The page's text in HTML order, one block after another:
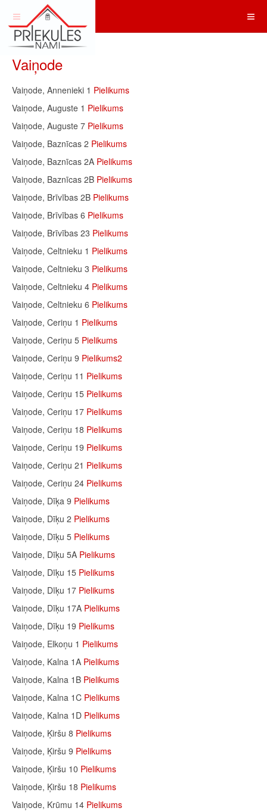
Vaiņode
Vaiņode, Annenieki 1 Pielikums
Vaiņode, Auguste 1 Pielikums
Vaiņode, Auguste 7 Pielikums
Vaiņode, Baznīcas 2 Pielikums
Vaiņode, Baznīcas 2A Pielikums
Vaiņode, Baznīcas 2B Pielikums
Vaiņode, Brīvības 2B Pielikums
Vaiņode, Brīvības 6 Pielikums
Vaiņode, Brīvības 23 Pielikums
Vaiņode, Celtnieku 1 Pielikums
Vaiņode, Celtnieku 3 Pielikums
Vaiņode, Celtnieku 4 Pielikums
Vaiņode, Celtnieku 6 Pielikums
Vaiņode, Ceriņu 1 Pielikums
Vaiņode, Ceriņu 5 Pielikums
Vaiņode, Ceriņu 9 Pielikums2
Vaiņode, Ceriņu 11 Pielikums
Vaiņode, Ceriņu 15 Pielikums
Vaiņode, Ceriņu 17 Pielikums
Vaiņode, Ceriņu 18 Pielikums
Vaiņode, Ceriņu 19 Pielikums
Vaiņode, Ceriņu 21 Pielikums
Vaiņode, Ceriņu 24 Pielikums
Vaiņode, Dīķa 9 Pielikums
Vaiņode, Dīķu 2 Pielikums
Vaiņode, Dīķu 5 Pielikums
Vaiņode, Dīķu 5A Pielikums
Vaiņode, Dīķu 15 Pielikums
Vaiņode, Dīķu 17 Pielikums
Vaiņode, Dīķu 17A Pielikums
Vaiņode, Dīķu 19 Pielikums
Vaiņode, Elkoņu 1 Pielikums
Vaiņode, Kalna 1A Pielikums
Vaiņode, Kalna 1B Pielikums
Vaiņode, Kalna 1C Pielikums
Vaiņode, Kalna 1D Pielikums
Vaiņode, Ķiršu 8 Pielikums
Vaiņode, Ķiršu 9 Pielikums
Vaiņode, Ķiršu 10 Pielikums
Vaiņode, Ķiršu 18 Pielikums
Vaiņode, Krūmu 14 Pielikums